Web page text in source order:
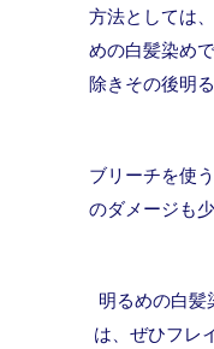
方法としては
めの白髪染め
除きその後明
ブリーチを使
のダメージも
明るめの白髪
は、ぜひフレ